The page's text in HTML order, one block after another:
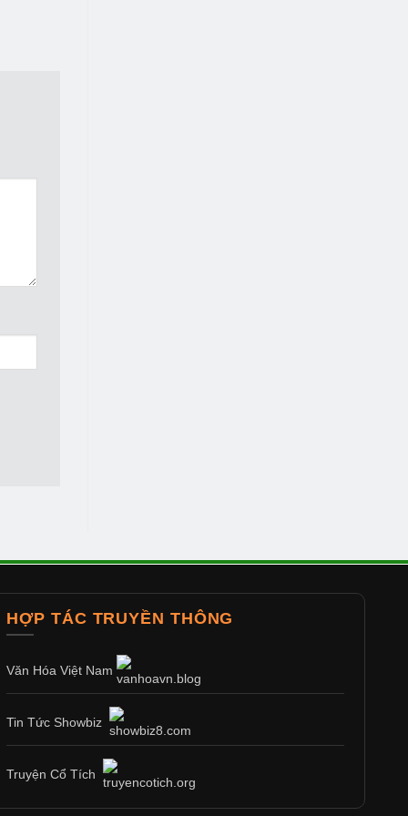
HỢP TÁC TRUYỀN THÔNG
Văn Hóa Việt Nam
Tin Tức Showbiz
Truyện Cổ Tích